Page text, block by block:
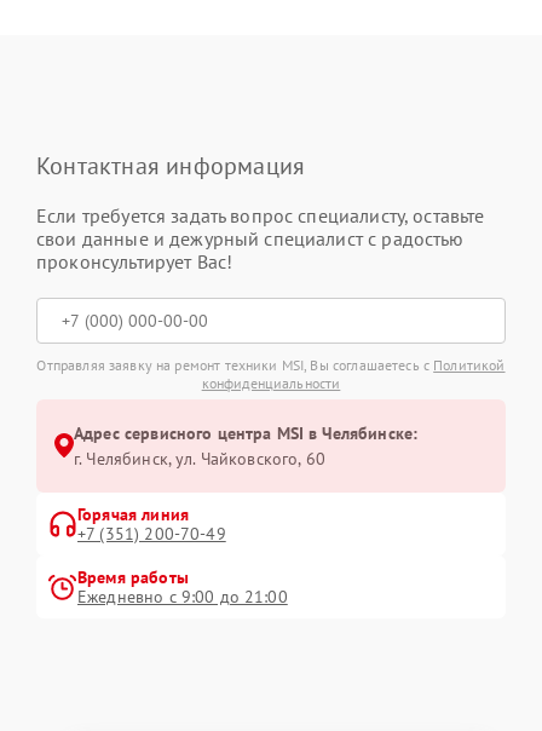
Контактная информация
Если требуется задать вопрос специалисту, оставьте
свои данные и дежурный специалист с радостью
проконсультирует Вас!
Отправляя заявку на ремонт техники MSI, Вы соглашаетесь с Политикой
конфиденциальности
Адрес сервисного центра MSI в Челябинске:
г. Челябинск, ул. Чайковского, 60
Горячая линия
+7 (351) 200-70-49
Время работы
Ежедневно с 9:00 до 21:00